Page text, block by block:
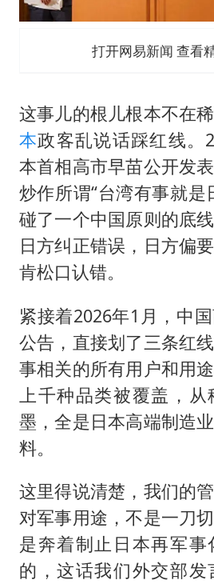
打开网易新闻 查看
这事儿的根儿根本不在
本政客乱说话踩红线。
本首相高市早苗公开发
炒作所谓“台湾有事就是
碰了一个中国原则的底
日方纠正错误，日方偏
肯松口认错。
紧接着2026年1月，中
公告，直接划了三条红
事相关的所有用户和用
上千种品类被覆盖，从
墨，全是日本高端制造
料。
这里得说清楚，我们的
对军事用途，不是一刀
是奔着制止日本再军
的，这话我们外交部发